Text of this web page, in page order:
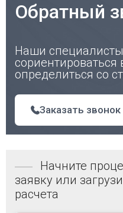
Обратный
Наши
сориентироваться
определиться со
Заказать звонок
Начните
заявку или
расчета